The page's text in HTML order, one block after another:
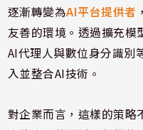
逐漸轉變為AI平台提供者
友善的環境。透過擴充模
AI代理人與數位身分識別
入並整合AI技術。
對企業而言，這樣的策略